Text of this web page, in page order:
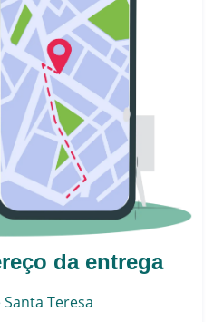
da entrega
Santa Teresa